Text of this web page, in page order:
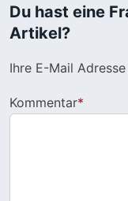
Du hast eine
Artikel?
Ihre E-Mail
Kommentar*